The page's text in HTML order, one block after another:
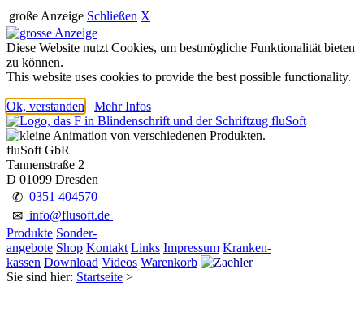
große Anzeige Schließen X
Diese Website nutzt Cookies, um bestmögliche Funktionalität bieten
zu können.
This website uses cookies to provide the best possible functionality.
Ok, verstanden Mehr Infos
fluSoft GbR
Tannenstraße 2
D 01099 Dresden
✆ 0351 404570
✉ info@flusoft.de
Produkte Sonder-
angebote Shop Kontakt Links Impressum Kranken-
kassen Download Videos Warenkorb
Sie sind hier: Startseite >